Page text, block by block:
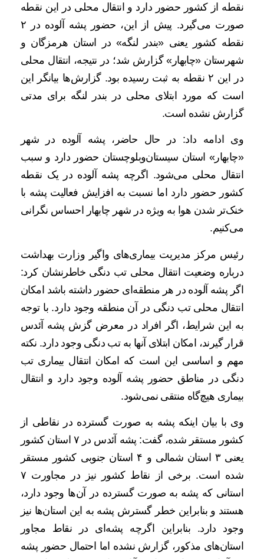
نقطه از کشور حضور دارد و انتقال محلی در این نقطه
صورت می‌گیرد. پیش از این، حضور پشه آلوده در ۲
نقطه کشور یعنی «بندر لنگه» در استان هرمزگان و
شهرستان «چابهار» گزارش شد؛ در نتیجه، انتقال محلی
در این ۲ نقطه به ثبت رسیده بود. گزارش‌ها بیانگر این
است که مورد ابتلای محلی در بندر لنگه برای مدتی
گزارش نشده است.
وی ادامه داد: در حال حاضر، پشه آلوده در شهر
«چابهار» استان سیستان‌وبلوچستان حضور دارد و سبب
انتقال محلی می‌شود. اگرچه پشه آلوده در یک نقطه
کشور حضور دارد اما نسبت به افزایش فعالیت پشه با
خنک‌تر شدن هوا به ویژه در شهر چابهار احساس نگرانی
می‌کنیم.
رئیس مرکز مدیریت بیماری‌های واگیر وزارت بهداشت
درباره وضعیت انتقال محلی تب دنگی خاطرنشان کرد:
اگر پشه آلوده در هر منطقه‌ای حضور داشته باشد امکان
انتقال محلی تب دنگی در آن منطقه وجود دارد. با توجه
به این شرایط، اگر افراد در معرض گزش پشه آئدس
قرار گیرند، امکان ابتلای آنها به تب دنگی وجود دارد. نکته
مهم و اساسی این است که امکان انتقال بیماری تب
دنگی در مناطق حضور پشه آلوده وجود دارد و انتقال
بیماری هیچ‌گاه منتقی نمی‌شود.
وی با بیان اینکه پشه به صورت گسترده در نقاطی از
کشور مستقر شده، گفت: پشه آئدس در ۷ استان کشور
یعنی ۳ استان شمالی و ۴ استان جنوبی کشور مستقر
شده است. برخی از نقاط کشور نیز در مجاورت ۷
استانی که پشه به صورت گسترده در آن‌ها وجود دارد،
هستند و بنابراین خطر گسترش پشه به این استان‌ها نیز
وجود دارد. بنابراین اگرچه پشه‌ای در نقاط مجاور
استان‌های مذکور، گزارش نشده اما احتمال حضور پشه